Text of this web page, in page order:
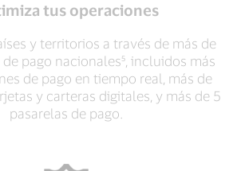
tus operaciones
y territorios a través de más de
pago nacionales⁵, incluidos más
de pago en tiempo real, más de
y carteras digitales, y más de 5
pasarelas de pago.